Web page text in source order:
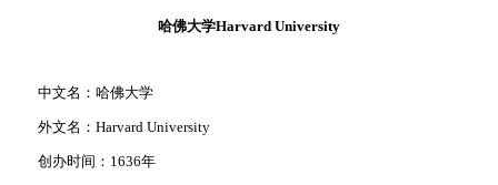
哈佛大学Harvard University
中文名：哈佛大学
外文名：Harvard University
创办时间：1636年